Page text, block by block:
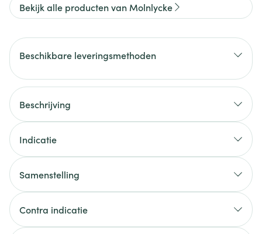
Bekijk alle producten van Molnlycke
Beschikbare leveringsmethoden
Beschrijving
Indicatie
Samenstelling
Contra indicatie